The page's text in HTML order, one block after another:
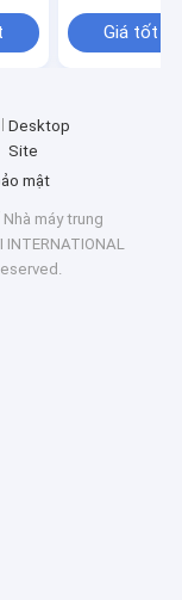
Giá tốt
Desktop
Site
mật
Nhà máy trung